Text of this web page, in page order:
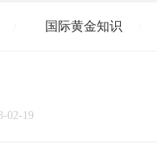
国际黄金知识
02-19